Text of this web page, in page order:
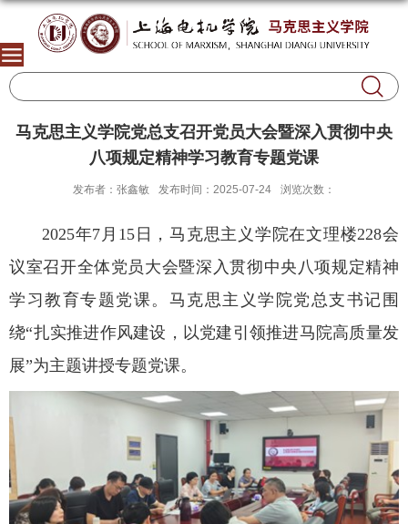
马克思主义学院党总支召开党员大会暨深入贯彻中央
八项规定精神学习教育专题党课
发布者：张鑫敏 发布时间：2025-07-24 浏览次数：
2025年7月15日，马克思主义学院在文理楼228会
议室召开全体党员大会暨深入贯彻中央八项规定精神
学习教育专题党课。马克思主义学院党总支书记围
绕“扎实推进作风建设，以党建引领推进马院高质量发
展”为主题讲授专题党课。